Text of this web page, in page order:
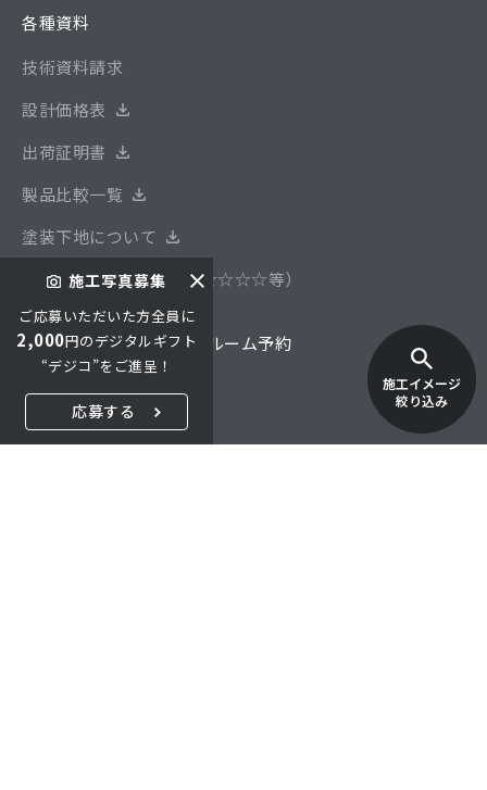
施工イメージ
絞り込み
施工写真募集
ご応募いただいた方全員に
2,000円のデジタルギフト
“デジコ”をご進呈！
応募する
各種資料
技術資料請求
設計価格表
出荷証明書
製品比較一覧
塗装下地について
安全性基準について（F☆☆☆☆等）
オンライン商談・ショールーム予約
オンラインショップ